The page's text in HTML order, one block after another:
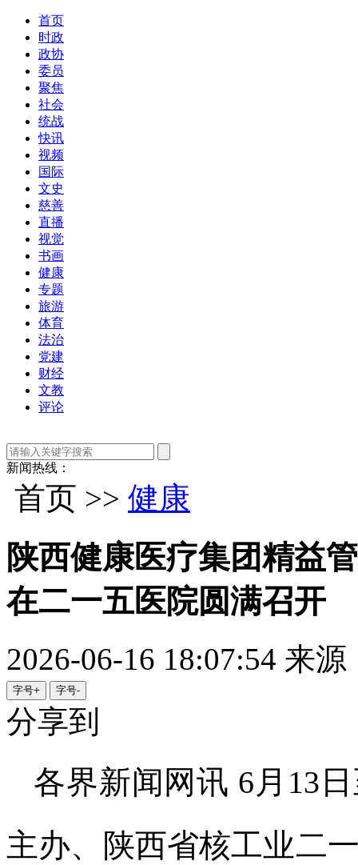
首页
时政
政协
委员
聚焦
社会
统战
快讯
视频
国际
文史
慈善
直播
视觉
书画
健康
专题
旅游
体育
法治
党建
财经
文教
评论
新闻热线：
首页 >> 健康
陕西健康医疗集团精益
在二一五医院圆满召开
2026-06-16 18:07:54 来源
字号+ 字号-
分享到
各界新闻网讯 6月13
主办、陕西省核工业二